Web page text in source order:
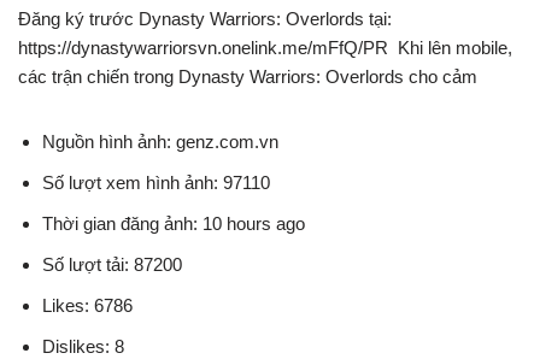
Đăng ký trước Dynasty Warriors: Overlords tại:
https://dynastywarriorsvn.onelink.me/mFfQ/PR Khi lên mobile,
các trận chiến trong Dynasty Warriors: Overlords cho cảm
Nguồn hình ảnh: genz.com.vn
Số lượt xem hình ảnh: 97110
Thời gian đăng ảnh: 10 hours ago
Số lượt tải: 87200
Likes: 6786
Dislikes: 8